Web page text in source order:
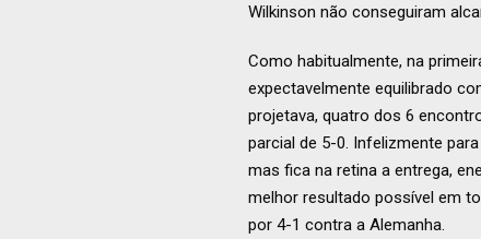
Wilkinson não conseguiram
Como habitualmente, na
expectavelmente equilibrado
projetava, quatro dos 6
parcial de 5-0. Infelizmente
mas fica na retina a entrega,
melhor resultado possível em
por 4-1 contra a Alemanha.